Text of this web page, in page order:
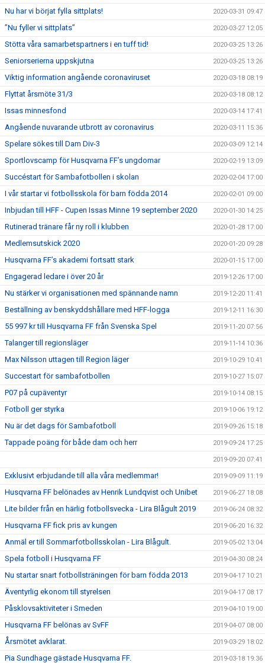
Nu har vi börjat fylla sittplats! 2020-03-31 09:47
”Nu fyller vi sittplats” 2020-03-27 12:05
Stötta våra samarbetspartners i en tuff tid! 2020-03-25 13:26
Seniorserierna uppskjutna 2020-03-25 13:26
Viktig information angående coronaviruset 2020-03-18 08:19
Flyttat årsmöte 31/3 2020-03-18 08:12
Issas minnesfond 2020-03-14 17:41
Angående nuvarande utbrott av coronavirus 2020-03-11 15:36
Spelare sökes till Dam Div-3 2020-03-09 12:14
Sportlovscamp för Husqvarna FF’s ungdomar 2020-02-19 13:09
Succéstart för Sambafotbollen i skolan 2020-02-04 17:00
I vår startar vi fotbollsskola för barn födda 2014 2020-02-01 09:00
Inbjudan till HFF - Cupen Issas Minne 19 september 2020 2020-01-30 14:25
Rutinerad tränare får ny roll i klubben 2020-01-28 17:00
Medlemsutskick 2020 2020-01-20 09:28
Husqvarna FF’s akademi fortsatt stark 2020-01-15 17:00
Engagerad ledare i över 20 år 2019-12-26 17:00
Nu stärker vi organisationen med spännande namn 2019-12-20 11:41
Beställning av benskyddshållare med HFF-logga 2019-12-11 16:30
55 997 kr till Husqvarna FF från Svenska Spel 2019-11-20 07:56
Talanger till regionsläger 2019-11-14 10:36
Max Nilsson uttagen till Region läger 2019-10-29 10:41
Succestart för sambafotbollen 2019-10-27 15:07
P07 på cupäventyr 2019-10-14 08:15
Fotboll ger styrka 2019-10-06 19:12
Nu är det dags för Sambafotboll 2019-09-26 15:18
Tappade poäng för både dam och herr 2019-09-24 17:25
2019-09-20 07:41
Exklusivt erbjudande till alla våra medlemmar! 2019-09-09 11:19
Husqvarna FF belönades av Henrik Lundqvist och Unibet 2019-06-27 18:08
Lite bilder från en härlig fotbollsvecka - Lira Blågult 2019 2019-06-24 08:32
Husqvarna FF fick pris av kungen 2019-06-20 16:32
Anmäl er till Sommarfotbollsskolan - Lira Blågult. 2019-05-02 13:04
Spela fotboll i Husqvarna FF 2019-04-30 08:24
Nu startar snart fotbollsträningen för barn födda 2013 2019-04-17 10:21
Äventyrlig ekonom till styrelsen 2019-04-17 08:17
Påsklovsaktiviteter i Smeden 2019-04-10 19:00
Husqvarna FF belönas av SvFF 2019-04-07 08:00
Årsmötet avklarat. 2019-03-29 18:02
Pia Sundhage gästade Husqvarna FF. 2019-03-18 19:36